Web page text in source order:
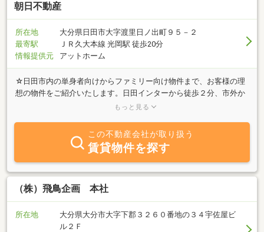
朝日不動産
所在地
大分県日田市大字渡里日ノ出町９５－２
最寄駅
ＪＲ久大本線 光岡駅 徒歩20分
情報提供元
アットホーム
☆日田市内の単身者向けからファミリー向け物件まで、お客様の理
想の物件をご紹介いたします。日田インターから徒歩２分、市外か
らのお客様でもアクセス便利な場所にあります。どうぞお気軽にご
産は九州プロレス、プロレスリングNOAH丸藤正道選手を応援して
ます。〇 メールでお問合せの場合、併せて電話番号の入力もお願
いします。メール送信しても、お客様のメール受信設定でメールが
送信できない事が多々ございますので、その場合は電話連絡させて
いただきますので御協力お願いいたします。
もっと見る
この不動産会社が取り扱う
賃貸物件を探す
（株）飛鳥企画 本社
所在地
大分県大分市大字下郡３２６０番地の３４宇佐屋ビ
ル２Ｆ